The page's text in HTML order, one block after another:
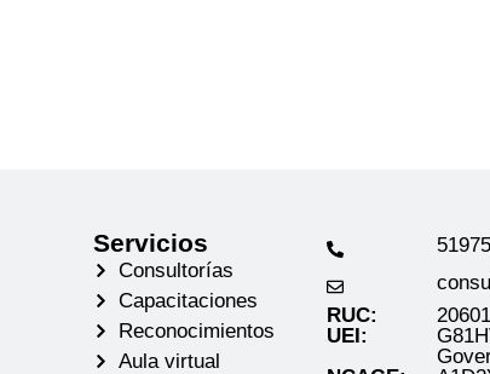
Servicios
Consultorías
Capacitaciones
Reconocimientos
Aula virtual
RUC:
UEI: